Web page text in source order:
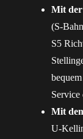
Mit der
(S-
S5
Service
Mit
U-